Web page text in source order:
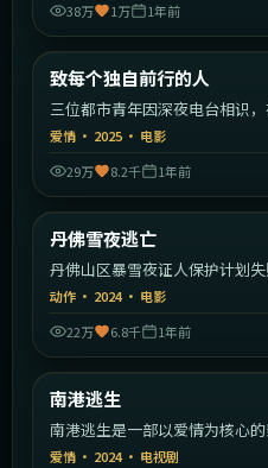
38万
1万 1年前
最新
致每个独自前行的人
三位都市青年因深夜电台相识
灯塔。
爱情 · 2025 · 电影
29万
8.2千 1年前
最新
丹佛雪夜逃亡
丹佛山区暴雪夜证人保护计划
逃亡。
动作 · 2024· 电影
22万
6.8千 1年前
最新
南港逃生
南港逃生是一部以爱情为核心
物成长展开，整体节奏紧凑，值
爱情 · 2024· 电视剧